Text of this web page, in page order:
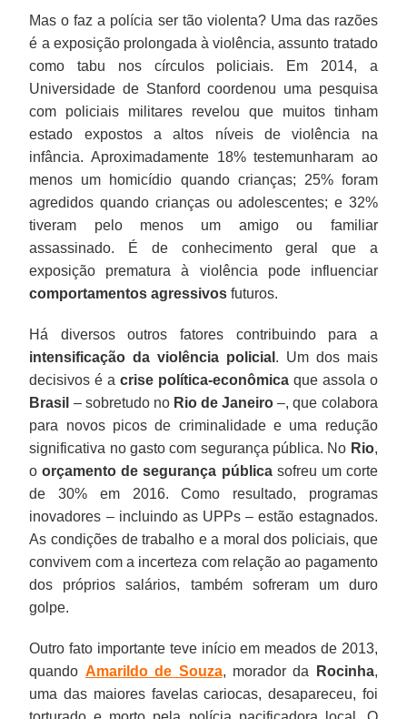
Mas o faz a polícia ser tão violenta? Uma das razões
é a exposição prolongada à violência, assunto tratado
como tabu nos círculos policiais. Em 2014, a
Universidade de Stanford coordenou uma pesquisa
com policiais militares revelou que muitos tinham
estado expostos a altos níveis de violência na
infância. Aproximadamente 18% testemunharam ao
menos um homicídio quando crianças; 25% foram
agredidos quando crianças ou adolescentes; e 32%
tiveram pelo menos um amigo ou familiar
assassinado. É de conhecimento geral que a
exposição prematura à violência pode influenciar
comportamentos agressivos futuros.
Há diversos outros fatores contribuindo para a
intensificação da violência policial . Um dos mais
decisivos é acrise política-econômicaque assola o
Brasil – sobretudo no Rio de Janeiro –, que colabora
para novos picos de criminalidade e uma redução
significativa no gasto com segurança pública. No Rio,
oorçamento de segurança públicasofreu um corte
de 30% em 2016. Como resultado, programas
inovadores – incluindo as UPPs – estão estagnados.
As condições de trabalho e a moral dos policiais, que
convivem com a incerteza com relação ao pagamento
dos próprios salários, também sofreram um duro
golpe.
Outro fato importante teve início em meados de 2013,
quando Amarildo de Souza, morador da Rocinha,
uma das maiores favelas cariocas, desapareceu, foi